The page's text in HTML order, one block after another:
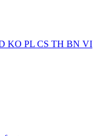
KO PL CS TH BN VI